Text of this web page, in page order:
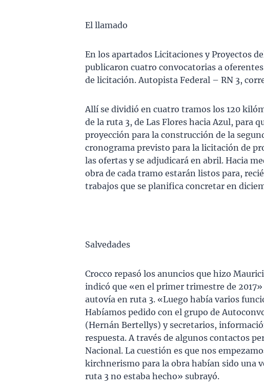
El llamado
En los apartados Licitaciones y Proyectos
publicaron cuatro convocatorias a
de licitación. Autopista Federal – RN 3,
Allí se dividió en cuatro tramos los 120
de la ruta 3, de Las Flores hacia Azul, para
proyección para la construcción de la
cronograma previsto para la licitación de
las ofertas y se adjudicará en abril. Hacia
obra de cada tramo estarán listos para,
trabajos que se planifica concretar en
Salvedades
Crocco repasó los anuncios que hizo
indicó que «en el primer trimestre de
autovía en ruta 3. «Luego había varios
Habíamos pedido con el grupo de
(Hernán Bertellys) y secretarios,
respuesta. A través de algunos contactos
Nacional. La cuestión es que nos
kirchnerismo para la obra habían sido una
ruta 3 no estaba hecho» subrayó.